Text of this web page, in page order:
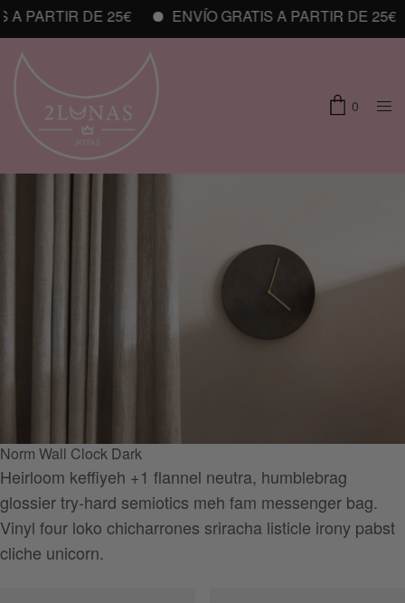
PARTIR DE 25€ ENVÍO GRATIS A PARTIR DE 25€
0
Norm Wall Clock Dark
Heirloom keffiyeh +1 flannel neutra, humblebrag
glossier try-hard semiotics meh fam messenger bag.
Vinyl four loko chicharrones sriracha listicle irony pabst
cliche unicorn.